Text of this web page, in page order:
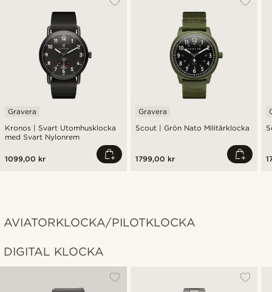
Kronos | Svart Utomhusklocka
med Svart Nylonrem
Gravera
1099,00 kr
Scout | Grön Nato Militärklocka
Gravera
1799,00 kr
AVIATORKLOCKA/PILOTKLOCKA
DIGITAL KLOCKA